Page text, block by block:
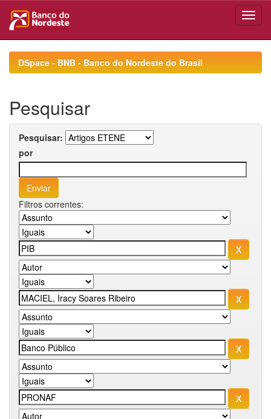
navigationDSpace - BNB - Banco do Nordeste do Brasil
Pesquisar
Pesquisar:
por
Filtros correntes: